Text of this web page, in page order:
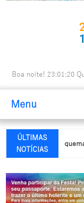
Boa noite! 23:01:21
Menu
ÚLTIMAS
NOTÍCIAS
esquema de